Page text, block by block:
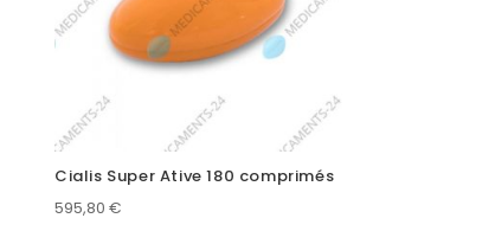
Cialis Super Ative 180 comprimés
595,80 €